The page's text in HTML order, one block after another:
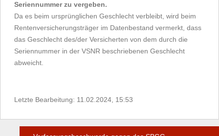
Seriennummer zu vergeben.
Da es beim ursprünglichen Geschlecht verbleibt, wird beim
Rentenversicherungsträger im Datenbestand vermerkt, dass
das Geschlecht des/der Versicherten von dem durch die
Seriennummer in der VSNR beschriebenen Geschlecht
abweicht.
Letzte Bearbeitung: 11.02.2024, 15:53